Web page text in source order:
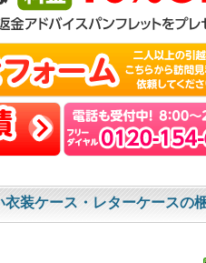
装ケース・レターケースの